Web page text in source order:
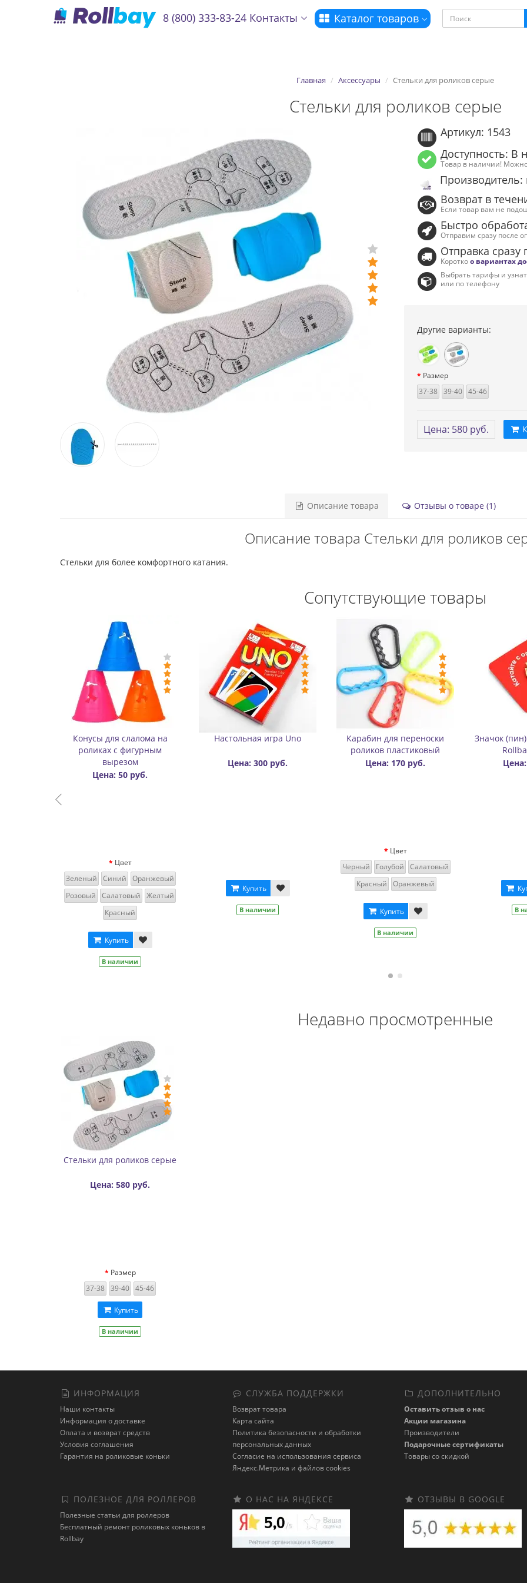
8 (800) 333-83-24 Контакты Каталог товаров
Главная Аксессуары Стельки для роликов серые
Стельки для роликов серые
Артикул: 1543
Доступность: В
Товар в наличии!
Возврат в
Если товар вам не
Быстро
Отправим сразу после
Отправка сразу
Короткоо вариантах
Выбрать тарифы и
или по телефону
Другие варианты:
Размер
37-38 39-40 45-46
Цена: 580 руб.
Описание товара Отзывы о товаре (1)
Описание товара Стельки для роликов
Стельки для более комфортного катания.
Сопутствующие товары
Карабин для переноски
роликов алюминиевый
Цена: 400 руб.
Синий
Оранжевый Красный
В наличии
-Цена: 150 руб.
Бафф утепленный
Цена: 600
Брелок «Ролик»
Цена: 350 руб.
Синий
Красный
Золотой
Бафф-шапка
цветной
Недавно просмотренные
Стельки для роликов серые
Цена: 580 руб.
Размер
37-38 39-40 45-46
Купить
В наличии
ИНФОРМАЦИЯ
Наши контакты
Информация о доставке
Оплата и возврат средств
Условия соглашения
Гарантия на роликовые коньки
СЛУЖБА ПОДДЕРЖКИ
Возврат товара
Карта сайта
Политика безопасности и обработки
персональных данных
Cогласие на использования сервиса
Яндекс.Метрика и файлов cookies
ДОПОЛНИТЕЛЬНО
Оставить отзыв о нас
Акции магазина
Производители
Подарочные сертификаты
Товары со скидкой
ПОЛЕЗНОЕ ДЛЯ РОЛЛЕРОВ
Полезные статьи для роллеров
Бесплатный ремонт роликовых коньков в
Rollbay
О НАС НА ЯНДЕКСЕ ОТЗЫВЫ В GOOGLE